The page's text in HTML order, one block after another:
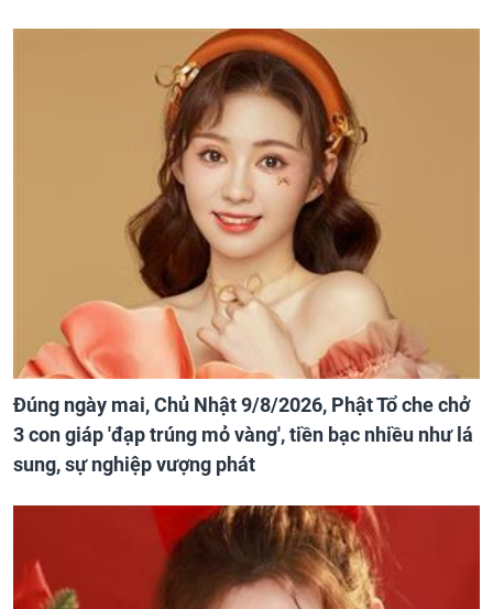
Đúng ngày mai, Chủ Nhật 9/8/2026, Phật Tổ che chở
3 con giáp 'đạp trúng mỏ vàng', tiền bạc nhiều như lá
sung, sự nghiệp vượng phát